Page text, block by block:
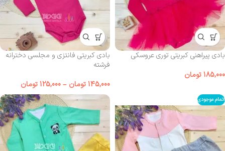
بادی پیراهنی کبریتی توری عروسکی
185,000 تومان
بادی کبریتی فانتزی و مجلسی دخترانه
فرشته
145,000 تومان –
125,000 تومان
اتمام موجودی